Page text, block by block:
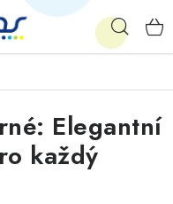
Elegantní
každý